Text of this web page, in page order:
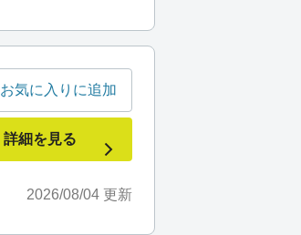
2026/08/04 更新
お気に入りに追加
詳細を見る